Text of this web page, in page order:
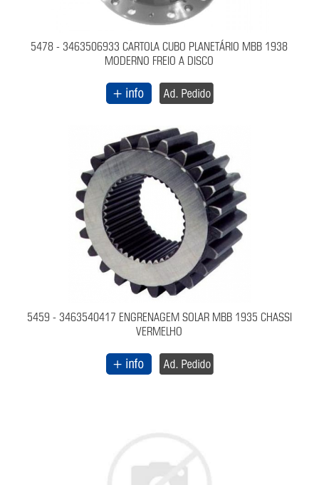
5478 - 3463506933 CARTOLA CUBO PLANETÁRIO MBB 1938
MODERNO FREIO A DISCO
5459 - 3463540417 ENGRENAGEM SOLAR MBB 1935 CHASSI
VERMELHO